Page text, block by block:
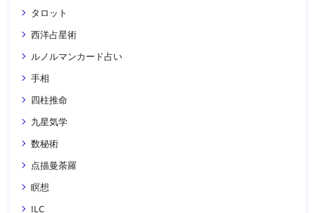
タロット
西洋占星術
ルノルマンカード占い
手相
四柱推命
九星気学
数秘術
点描曼荼羅
瞑想
ILC